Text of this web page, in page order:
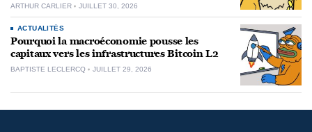
ARTHUR CARLIER JUILLET 30, 2026
ACTUALITÉS
Pourquoi la macroéconomie pousse les
capitaux vers les infrastructures Bitcoin L2
BAPTISTE LECLERCQ JUILLET 29, 2026